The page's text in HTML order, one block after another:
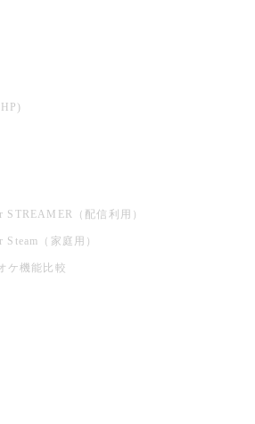
（配信利用）
（家庭用）
ケ機能比較